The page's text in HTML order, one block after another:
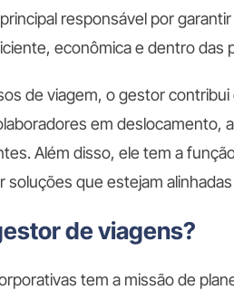
responsável por
econômica e dentro das
de viagem, o gestor
em deslocamento,
Além disso, ele tem a
que estejam
de viagens?
tem a missão de